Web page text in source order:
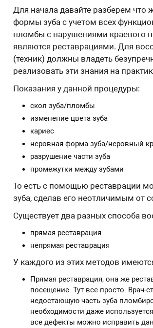
Для начала давайте разберем что
формы зуба с учетом всех
пломбы с нарушениями краевого
являются реставрациями. Для
(техник) должны владеть
реализовать эти знания на
Показания у данной процедуры:
скол зуба/пломбы
изменение цвета зуба
кариес
неровная форма зуба/неровный
разрушение части зуба
промежутки между зубами
То есть с помощью реставрации
зуба, сделав его неотличимым от
Существует два разных способа
прямая реставрация
непрямая реставрация
У каждого из этих методов
Прямая реставрация, она же
посещение. Тут все просто. Врач-
недостающую часть зуба
необходимости даже
все дефекты можно исправить